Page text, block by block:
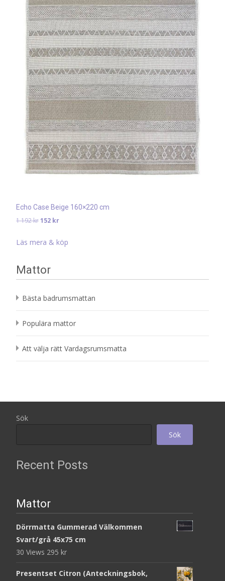
Echo Case Beige 160×220 cm
1 192krDet
priset
192 kr.
152 krDet
priset
Läs mera & köp
Mattor
Bästa badrumsmattan
Populära mattor
Att välja rätt Vardagsrumsmatta
Sök
Sök
Recent Posts
Mattor
Dörrmatta Gummerad Välkommen
Svart/grå 45x75 cm
30 Views 295 kr
Presentset Citron (Anteckningsbok,